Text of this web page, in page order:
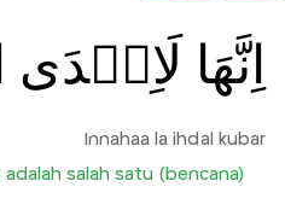
اِنَّهَا
Innahaa la ihdal kubar
salah satu (bencana)